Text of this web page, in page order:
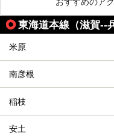
東海道本線（滋賀--
米原
南彦根
稲枝
安土